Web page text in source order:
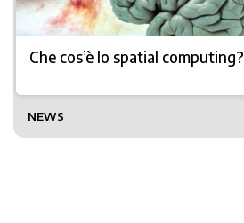
Che cos’è lo spatial computing?
NEWS